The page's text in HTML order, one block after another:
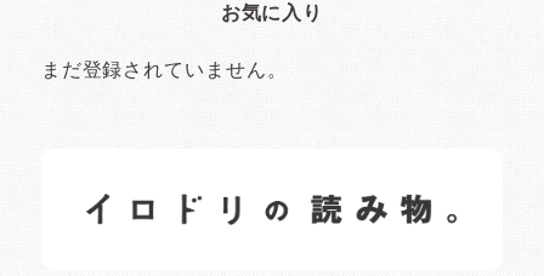
お気に入り
まだ登録されていません。
日常の様子など随時更新中です。